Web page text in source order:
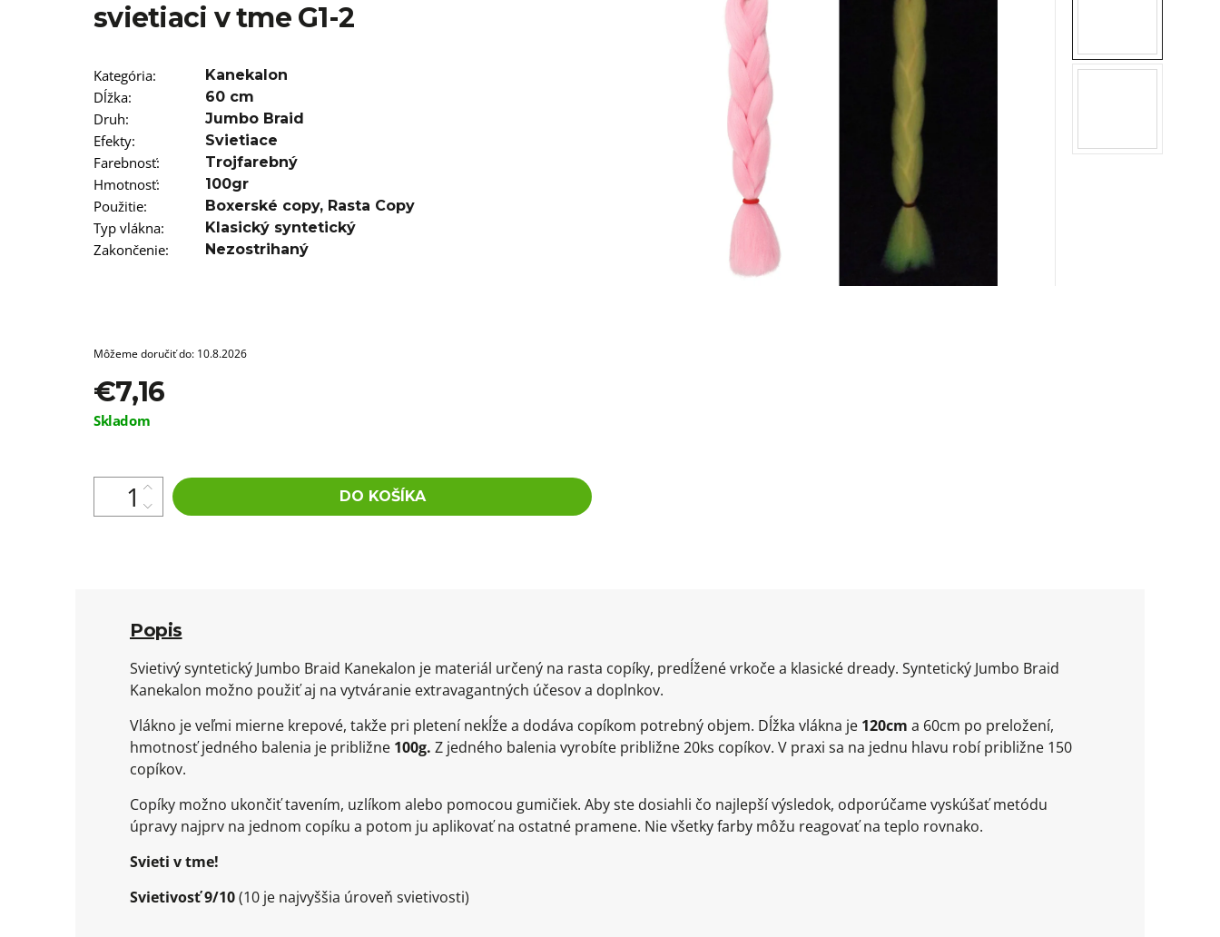
svietiaci v tme G1-2
Kategória: Kanekalon
Dĺžka: 60 cm
Druh: Jumbo Braid
Efekty: Svietiace
Farebnosť: Trojfarebný
Hmotnosť: 100gr
Použitie: Boxerské copy, Rasta Copy
Typ vlákna: Klasický syntetický
Zakončenie: Nezostrihaný
Môžeme doručiť do: 10.8.2026
€7,16
Jednotková
Skladom
DO KOŠÍKA
Popis
Svietivý syntetický Jumbo Braid Kanekalon je materiál určený na rasta copíky, predĺžené vrkoče a klasické dready. Syntetický Jumbo Braid
Kanekalon možno použiť aj na vytváranie extravagantných účesov a doplnkov.
Vlákno je veľmi mierne krepové, takže pri pletení nekĺže a dodáva copíkom potrebný objem. Dĺžka vlákna je 120cm a 60cm po preložení,
hmotnosť jedného balenia je približne 100g. Z jedného balenia vyrobíte približne 20ks copíkov. V praxi sa na jednu hlavu robí približne 150
copíkov.
Copíky možno ukončiť tavením, uzlíkom alebo pomocou gumičiek. Aby ste dosiahli čo najlepší výsledok, odporúčame vyskúšať metódu
úpravy najprv na jednom copíku a potom ju aplikovať na ostatné pramene. Nie všetky farby môžu reagovať na teplo rovnako.
Svieti v tme!
Svietivosť 9/10(10 je najvyššia úroveň svietivosti)
€11,96
€4,20
Pôvodne: